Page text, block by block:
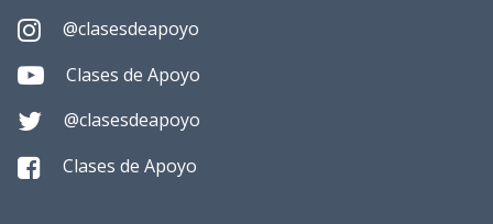
@clasesdeapoyo
Clases de Apoyo
@clasesdeapoyo
Clases de Apoyo